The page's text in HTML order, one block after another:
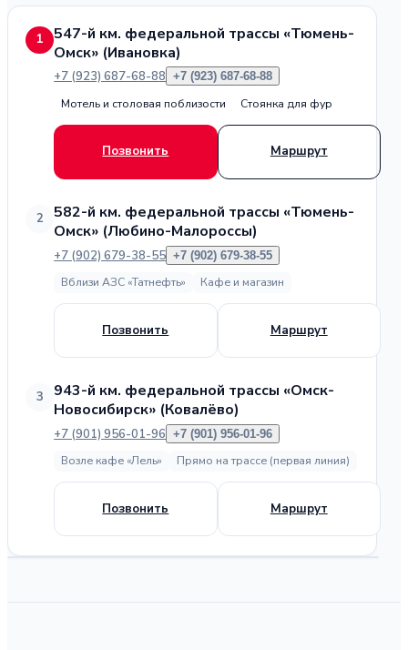
1
547-й км. федеральной трассы «Тюмень-
Омск» (Ивановка)
+7 (923) 687-68-88 +7 (923) 687-68-88
Мотель и столовая поблизости Стоянка для фур
Позвонить Маршрут
2
582-й км. федеральной трассы «Тюмень-
Омск» (Любино-Малороссы)
+7 (902) 679-38-55 +7 (902) 679-38-55
Вблизи АЗС «Татнефть» Кафе и магазин
Позвонить Маршрут
3
943-й км. федеральной трассы «Омск-
Новосибирск» (Ковалёво)
+7 (901) 956-01-96 +7 (901) 956-01-96
Возле кафе «Лель» Прямо на трассе (первая линия)
Позвонить Маршрут